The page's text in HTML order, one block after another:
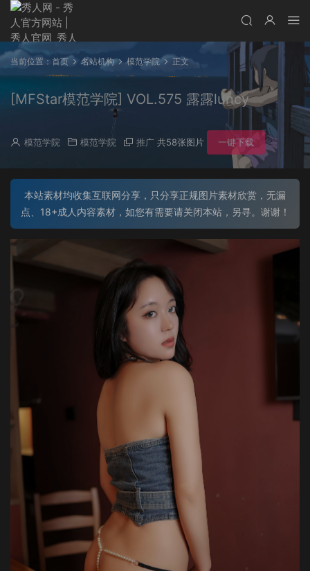
当前位置： 首页 名站机构 模范学院 正文
[MFStar模范学院] VOL.575 露露luncy
模范学院 模范学院 推广 共58张图片 一键下载
本站素材均收集互联网分享，只分享正规图片素材欣赏，无漏
点、18+成人内容素材，如您有需要请关闭本站，另寻。谢谢！